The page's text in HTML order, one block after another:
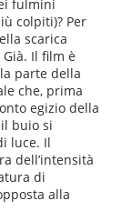
fulmini
colpiti)? Per
scarica
Già. Il film è
parte della
che, prima
egizio della
il buio si
luce. Il
dell’intensità
di
alla